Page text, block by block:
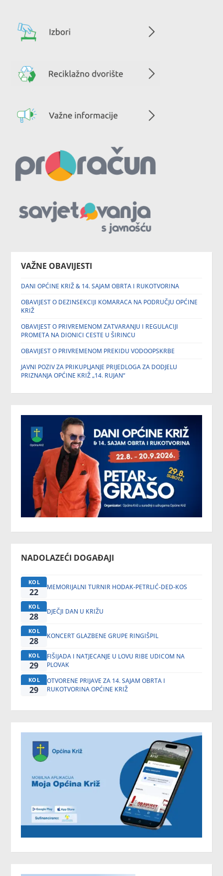
VAŽNE OBAVIJESTI
DANI OPĆINE KRIŽ & 14. SAJAM OBRTA I RUKOTVORINA
OBAVIJEST O DEZINSEKCIJI KOMARACA NA PODRUČJU OPĆINE
KRIŽ
OBAVIJEST O PRIVREMENOM ZATVARANJU I REGULACIJI
PROMETA NA DIONICI CESTE U ŠIRINCU
OBAVIJEST O PRIVREMENOM PREKIDU VODOOPSKRBE
JAVNI POZIV ZA PRIKUPLJANJE PRIJEDLOGA ZA DODJELU
PRIZNANJA OPĆINE KRIŽ „14. RUJAN“
NADOLAZEĆI DOGAĐAJI
KOL
22 MEMORIJALNI TURNIR HODAK-PETRLIĆ-DED-KOS
KOL
28 DJEČJI DAN U KRIŽU
KOL
28 KONCERT GLAZBENE GRUPE RINGIŠPIL
KOL
29
FIŠIJADA I NATJECANJE U LOVU RIBE UDICOM NA
PLOVAK
KOL
29
OTVORENE PRIJAVE ZA 14. SAJAM OBRTA I
RUKOTVORINA OPĆINE KRIŽ